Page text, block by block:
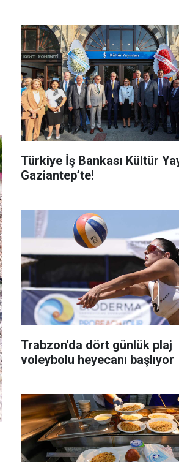
Türkiye İş Bankası Kültür
Gaziantep’te!
Trabzon'da dört günlük plaj
voleybolu heyecanı başlıyor